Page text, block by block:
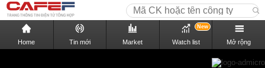
Home Tin mới Market Watch list
New
Mở rộng